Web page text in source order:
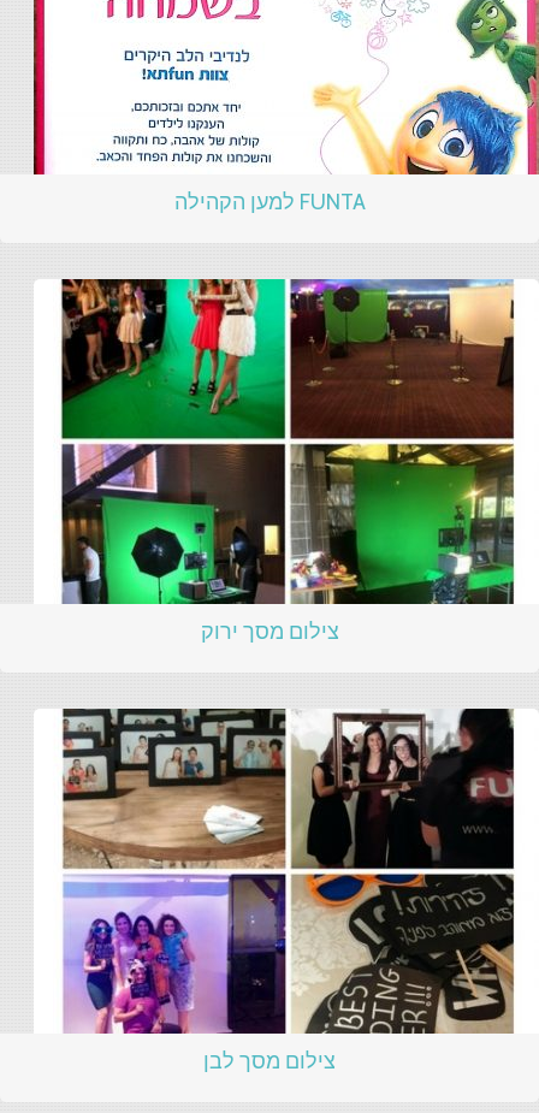
FUNTA למען הקהילה
צילום מסך ירוק
צילום מסך לבן